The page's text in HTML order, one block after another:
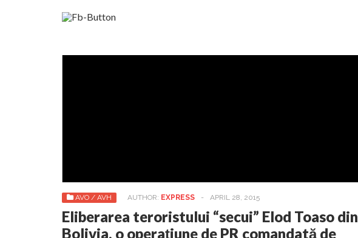
AVO / AVH AUTHOR: EXPRESS - APRIL 28, 2015
Eliberarea teroristului “secui” Elod Toaso din
Bolivia, o operaţiune de PR comandată de